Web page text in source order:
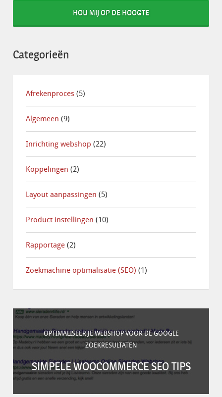
HOU MIJ OP DE HOOGTE
Categorieën
Afrekenproces (5)
Algemeen (9)
Inrichting webshop (22)
Koppelingen (2)
Layout aanpassingen (5)
Product instellingen (10)
Rapportage (2)
Zoekmachine optimalisatie (SEO) (1)
OPTIMALISEER JE WEBSHOP VOOR DE GOOGLE
ZOEKRESULTATEN
SIMPELE WOOCOMMERCE SEO TIPS